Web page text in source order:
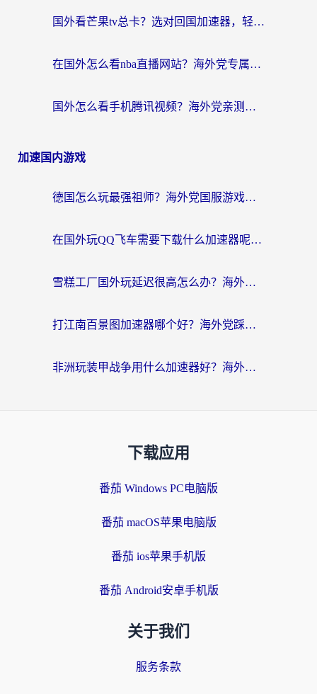
国外看芒果tv总卡？选对回国加速器，轻松追《浪姐》不费劲
在国外怎么看nba直播网站？海外党专属体育观赛指南，告别地区限制！
国外怎么看手机腾讯视频？海外党亲测有效的追剧加速器选择指南
加速国内游戏
德国怎么玩最强祖师？海外党国服游戏加速器选择全攻略（附宝可梦Online实测）
在国外玩QQ飞车需要下载什么加速器呢？海外党亲测有效的国服游戏加速指南
雪糕工厂国外玩延迟很高怎么办？海外玩家国服游戏加速终极攻略（附实测推荐）
打江南百景图加速器哪个好？海外党踩坑N次后，终于找到不卡的秘诀
非洲玩装甲战争用什么加速器好？海外党亲测有效的国服游戏加速方案
下载应用
番茄 Windows PC电脑版
番茄 macOS苹果电脑版
番茄 ios苹果手机版
番茄 Android安卓手机版
关于我们
服务条款